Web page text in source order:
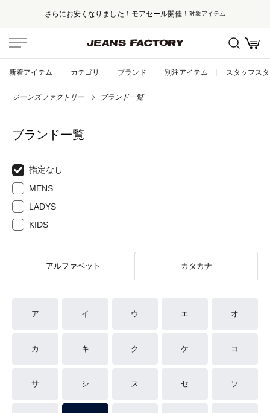
さらにお安くなりました！モアセール開催！ 対象アイテム
新着アイテム カテゴリ ブランド 別注アイテム スタッフス
ジーンズファクトリー ブランド一覧
ブランド一覧
指定なし
MENS
LADYS
KIDS
アルファベット カタカナ
ア イ ウ エ オ
カ キ ク ケ コ
サ シ ス セ ソ